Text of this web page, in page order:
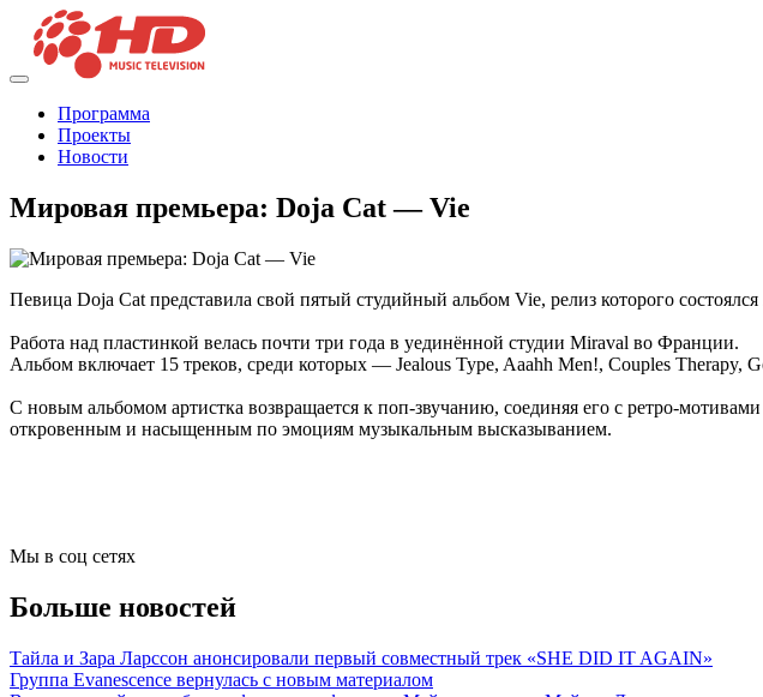
Программа
Проекты
Новости
Мировая премьера: Doja Cat — Vie
Певица Doja Cat представила свой пятый студийный альбом Vie, релиз которого состоялся
Работа над пластинкой велась почти три года в уединённой студии Miraval во Франции.
Альбом включает 15 треков, среди которых — Jealous Type, Aaahh Men!, Couples Therapy,
С новым альбомом артистка возвращается к поп-звучанию, соединяя его с ретро-
откровенным и насыщенным по эмоциям музыкальным высказыванием.
Мы в соц сетях
Больше новостей
Тайла и Зара Ларссон анонсировали первый совместный трек «SHE DID IT AGAIN»
Группа Evanescence вернулась с новым материалом